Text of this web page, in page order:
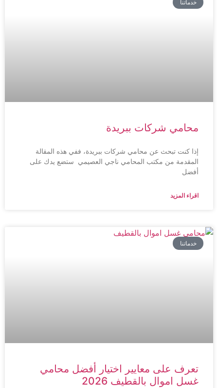
خدماتنا
محامي شركات ببريدة
إذا كنت تبحث عن محامي شركات ببريدة، ففي هذه المقالة
المقدمة من مكتب المحامي ناجي العصيمي ستضع يدك على
أفضل
اقراء المزيد
خدماتنا
تعرف على معايير اختيار أفضل محامي
غسل اموال بالقطيف 2026